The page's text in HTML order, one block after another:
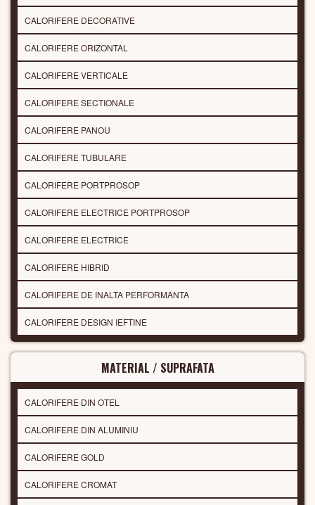
CALORIFERE DECORATIVE
CALORIFERE ORIZONTAL
CALORIFERE VERTICALE
CALORIFERE SECTIONALE
CALORIFERE PANOU
CALORIFERE TUBULARE
CALORIFERE PORTPROSOP
CALORIFERE ELECTRICE PORTPROSOP
CALORIFERE ELECTRICE
CALORIFERE HIBRID
CALORIFERE DE INALTA PERFORMANTA
CALORIFERE DESIGN IEFTINE
MATERIAL / SUPRAFATA
CALORIFERE DIN OTEL
CALORIFERE DIN ALUMINIU
CALORIFERE GOLD
CALORIFERE CROMAT